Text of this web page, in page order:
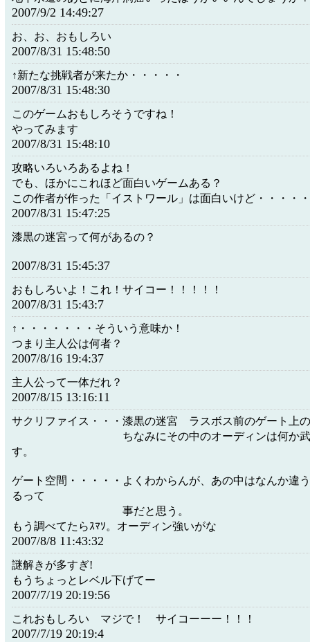
2007/9/2 14:49:27
お、お、おもしろい
2007/8/31 15:48:50
↑新たな挑戦者が来たか・・・・・
2007/8/31 15:48:30
このゲームおもしろそうですね！
やってみます
2007/8/31 15:48:10
攻略いろいろあるよね！
でも、ほかにこれほど面白いゲームある？
この作者が作った「イストワール」は面白いけど・・・・
2007/8/31 15:47:25
漆黒の迷宮って何があるの？
2007/8/31 15:45:37
おもしろいよ！これ！サイコー！！！！！
2007/8/31 15:43:7
↑・・・・・・・そういう意味か！
つまり主人公は何者？
2007/8/16 19:4:37
主人公って一体だれ？
2007/8/15 13:16:11
サクリファイス・・・漆黒の迷宮 ラスボス前のゲート上
ちなみにその中のオーディンは何か武器
す。
ゲート空間・・・・・よくわからんが、あの中はなんか違
るって
事だと思う。
もう調べてたらｽﾏｿ。オーディン強いがな
2007/8/8 11:43:32
謎解きが多すぎ!
もうちょっとレベル下げてー
2007/7/19 20:19:56
これおもしろい マジで！ サイコーーー！！！
2007/7/19 20:19:4